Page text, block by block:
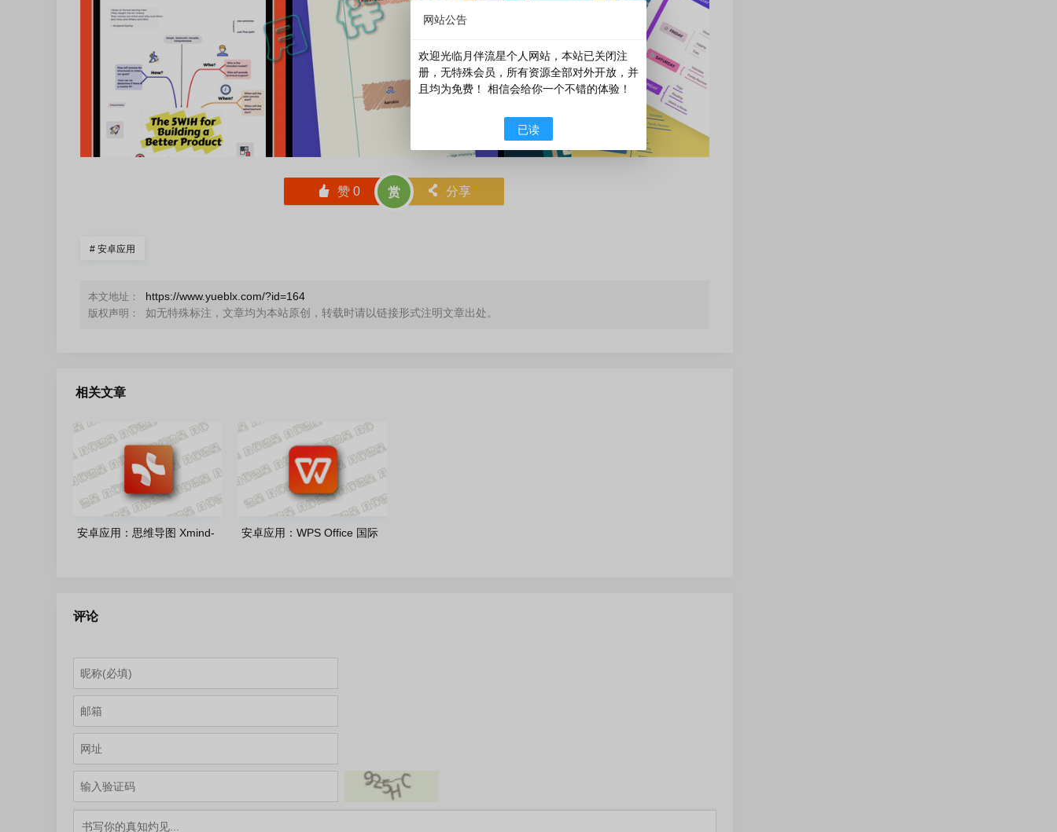
󰄼 赞 0 赏 󰄯 分享
# 安卓应用
本文地址： https://www.yueblx.com/?id=164
版权声明： 如无特殊标注，文章均为本站原创，转载时请以链接形式注明文章出处。
相关文章
安卓应用：思维导图 Xmind-
安卓应用：WPS Office 国际
评论
网站公告
欢迎光临月伴流星个人网站，本站已关闭注
册，无特殊会员，所有资源全部对外开放，并
且均为免费！ 相信会给你一个不错的体验！
已读